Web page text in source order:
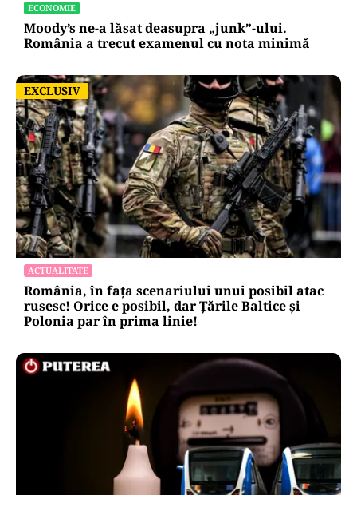
ECONOMIE
Moody’s ne-a lăsat deasupra „junk”-ului.
România a trecut examenul cu nota minimă
EXCLUSIV
EXCLUSIV
ACTUALITATE
România, în fața scenariului unui posibil atac
rusesc! Orice e posibil, dar Țările Baltice și
Polonia par în prima linie!